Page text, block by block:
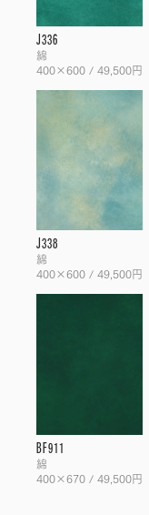
J336
綿
400×600 / 49,500円
J338
綿
400×600 / 49,500円
BF911
綿
400×670 / 49,500円